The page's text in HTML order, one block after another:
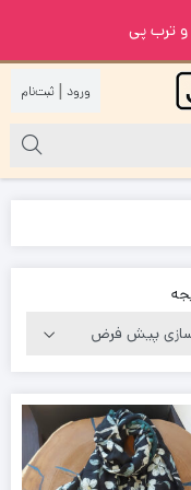
ترب پی
|